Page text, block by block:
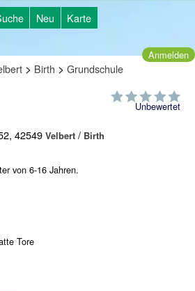
Neu Karte
Anmelden
> Birth > Grundschule
Unbewertet
42549 Velbert / Birth
von 6-16 Jahren.
Tore